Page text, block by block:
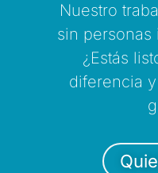
Nuestro
sin personas
¿Estás
diferencia